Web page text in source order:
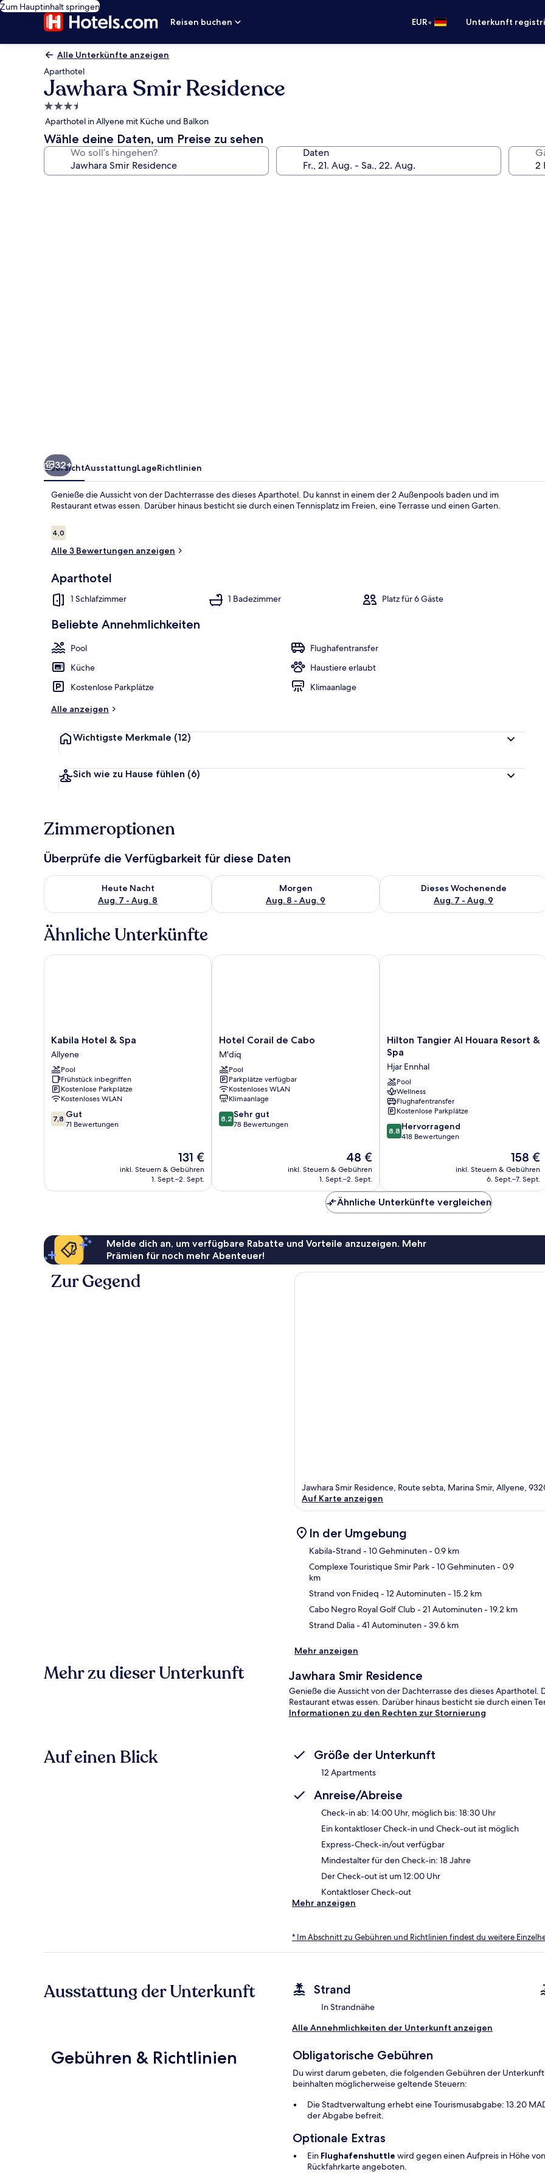
Zum Hauptinhalt springen
Reisen buchen
EUR• Unterkunft
Alle Unterkünfte anzeigen
Aparthotel
Jawhara Smir Residence
3.5-
Sterne-
Unterkunft
Aparthotel in Allyene mit Küche und Balkon
Wähle deine Daten, um Preise zu sehen
Wo soll’s hingehen? Daten
2 Außenpools
32+
ÜbersichtAusstattungLageRichtlinien
Genieße die Aussicht von der Dachterrasse des dieses Aparthotel. Du kannst in einem der 2 Außenpools baden und im
Restaurant etwas essen. Darüber hinaus besticht sie durch einen Tennisplatz im Freien, eine Terrasse und einen Garten.
Bewertungen
4,04,0 von 10.
Alle 3 Bewertungen anzeigen
Aparthotel
1 Schlafzimmer 1 Badezimmer Platz für 6 Gäste
Beliebte Annehmlichkeiten
Pool
Flughafentransfer
Küche
Haustiere erlaubt
Kostenlose Parkplätze
Klimaanlage
Alle anzeigen
Wichtigste Merkmale (12)
Sich wie zu Hause fühlen (6)
Zimmeroptionen
Überprüfe die Verfügbarkeit für diese Daten
Heute Nacht
Aug. 7 - Aug. 8
Überprüfe die Verfügbarkeit für heute Nacht, Aug. 7 - Aug. 8.
Morgen
Aug. 8 - Aug. 9
Überprüfe die Verfügbarkeit für morgen, Aug. 8 - Aug. 9.
Dieses Wochenende
Aug. 7 - Aug. 9
Überprüfe die Verfügbarkeit für
Ähnliche Unterkünfte
Kabila
Hotel
&
Spa
Allyene
Kabila Hotel & Spa
Allyene
Pool
Frühstück inbegriffen
Kostenlose Parkplätze
Kostenloses WLAN
7.8
von
7,8 Gut
71 Bewertungen
Der
Preis
beträgt
131 €
inkl. Steuern & Gebühren
1. Sept.–2. Sept.
Kabila Hotel & Spa
Hotel
Corail
de
Cabo
M'diq
Hotel Corail de Cabo
M'diq
Pool
Parkplätze verfügbar
Kostenloses WLAN
Klimaanlage
8.2
von
8,2 Sehr gut
78 Bewertungen
Der
Preis
beträgt
48 €
inkl. Steuern & Gebühren
1. Sept.–2. Sept.
Hotel Corail de Cabo
Hilton
Tangier
Al
Houara
Resort
&
Spa
Hjar
Ennhal
Hilton Tangier Al Houara Resort &
Spa
Hjar Ennhal
Pool
Wellness
Flughafentransfer
Kostenlose Parkplätze
8.8
von
8,8 Hervorragend
418 Bewertungen
Der
Preis
beträgt
158 €
inkl. Steuern & Gebühren
6. Sept.–7. Sept.
Hilton Tangier Al Houara Resort &
Ähnliche Unterkünfte vergleichen
Melde dich an, um verfügbare Rabatte und Vorteile anzuzeigen. Mehr
Prämien für noch mehr Abenteuer!
Zur Gegend
Jawhara Smir Residence, Route sebta, Marina Smir, Allyene,
Auf Karte anzeigen
In der Umgebung
Kabila-Strand - 10 Gehminuten- 0.9 km
Complexe Touristique Smir Park- 10 Gehminuten- 0.9
km
Strand von Fnideq - 12 Autominuten- 15.2 km
Cabo Negro Royal Golf Club- 21 Autominuten- 19.2 km
Strand Dalia- 41 Autominuten- 39.6 km
Mehr anzeigen
Mehr zu dieser Unterkunft Jawhara Smir Residence
Genieße die Aussicht von der Dachterrasse des dieses
Restaurant etwas essen. Darüber hinaus besticht sie durch einen
Informationen zu den Rechten zur Stornierung
Auf einen Blick Größe der Unterkunft
12 Apartments
Anreise/Abreise
Check-in ab: 14:00 Uhr, möglich bis: 18:30 Uhr
Ein kontaktloser Check-in und Check-out ist möglich
Express-Check-in/out verfügbar
Mindestalter für den Check-in: 18 Jahre
Der Check-out ist um 12:00 Uhr
Kontaktloser Check-out
Mehr anzeigen
* Im Abschnitt zu Gebühren und Richtlinien findest du weitere
Ausstattung der Unterkunft Strand
In Strandnähe
Alle Annehmlichkeiten der Unterkunft anzeigen
Gebühren & Richtlinien Obligatorische Gebühren
Du wirst darum gebeten, die folgenden Gebühren der
beinhalten möglicherweise geltende Steuern:
Die Stadtverwaltung erhebt eine Tourismusabgabe: 13.20
der Abgabe befreit.
Optionale Extras
Ein Flughafenshuttle wird gegen einen Aufpreis in Höhe
Rückfahrkarte angeboten.